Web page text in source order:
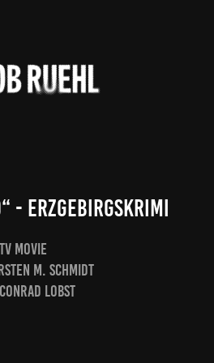
- Erzgebirgskrimi
TV MOVIE
M. Schmidt
Conrad Lobst